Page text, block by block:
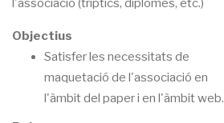
l'associació (tríptics, diplomes, etc.)
Objectius
Satisfer les necessitats de
maquetació de l'associació en
l'àmbit del paper i en l'àmbit web.